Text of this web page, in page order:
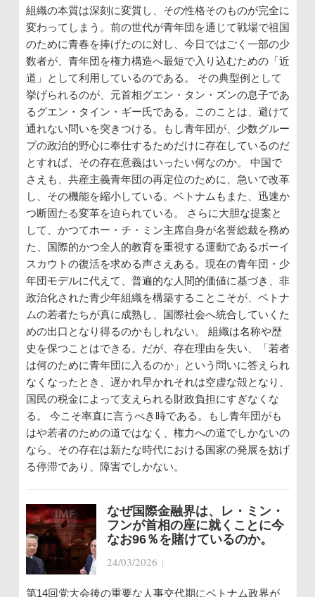
組織の本質は深刻に変質し、その性格そのものが完全に
変わってしまう。前の世代が青年団を通じて戦場で祖国
のために青春を捧げたのに対し、今日ではごく一部の少
数者が、青年団を権力構造へ最短で入り込むための「近
道」として利用しているのである。 その典型例として
挙げられるのが、元首相グエン・タン・ズンの息子であ
るグエン・タイン・ギー氏である。このことは、避けて
通れない問いを突きつける。もし青年団が、少数グルー
プの政治的野心に奉仕するためだけに存在しているのだ
とすれば、その存在意義はいったい何なのか。 中国で
さえも、共産主義青年団の再定位のために、急いで改革
し、その機能を縮小している。ベトナムもまた、迅速か
つ断固たる変革を迫られている。 さらに大胆な提案と
して、かつてホー・チ・ミン主席自身が名誉総裁を務め
た、国際的かつ全人的教育を重視する運動であるボーイ
スカウトの復活を求める声さえある。現在の青年団・少
年団モデルに代えて、普遍的な人間的価値に基づき、非
政治化された青少年組織を構築することこそが、ベトナ
ムの若者たちが真に成熟し、国際社会へ統合していくた
めの出口となり得るのかもしれない。 組織は名称や歴
史を保つことはできる。だが、存在理由を失い、「若者
は何のために青年団に入るのか」という問いに答えられ
なくなったとき、遅かれ早かれそれは空虚な殻となり、
国民の税金によって支えられる財政負担にすぎなくな
る。 今こそ率直に言うべき時である。もし青年団がも
はや若者のための道ではなく、権力への道でしかないの
なら、その存在は新たな時代における国家の発展を妨げ
る停滞であり、障害でしかない。
なぜ国際金融界は、レ・ミン・
フンが首相の座に就くことに今
なお96％を賭けているのか。
24/03/2026 |
第14回党大会後の重要な人事交代期にベトナム政界が